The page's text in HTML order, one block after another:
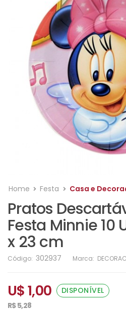
Home Festa Casa e
Pratos
Festa Minnie 10
x 23 cm
Código: 302937 Marca:
U$ 1,00
DISPONÍVEL
R$ 5,28